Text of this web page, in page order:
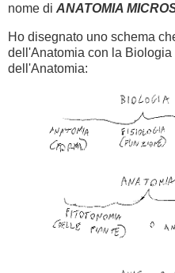
nome di ANATOMIA
Ho disegnato uno schema
dell'Anatomia con la
dell'Anatomia: